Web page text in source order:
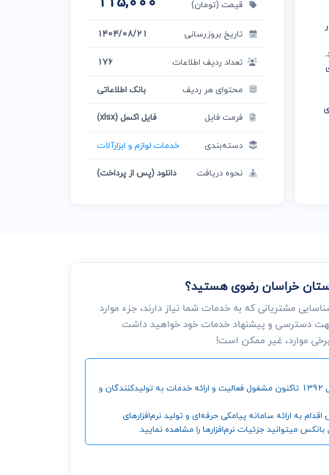
قیمت (تومان)
تاریخ بروزرسانی
1404/08/21
تعداد ردیف اطلاعات
176
محتوای هر ردیف
بانک اطلاعاتی
فرمت فایل
فایل اکسل (xlsx)
دسته‌بندی
خدمات لوازم و ابزارآلات
نحوه دریافت
دانلود (پس از پرداخت)
خراسان رضوی هستید؟
مشتریانی که به خدمات شما نیاز دارند، جزء موارد
دسترسی و پیشنهاد خدمات خود خواهید داشت.
موارد، غیر ممکن است!
موبایل بانکس، به عنوان اولین و بزرگترین مرجع جمع‌آوری اطلاعات شرکت‌ها، موسسات، اشخاص و ... ، از سال 1392 تاکنون مشغول فعالیت و ارائه خدمات به تولیدکنندگان و
به ارائه سامانه‌ پیامکی حرفه‌ای و تولید نرم‌افزارهای
میتوانید جزئیات نرم‌افزارها را مشاهده نمایید.